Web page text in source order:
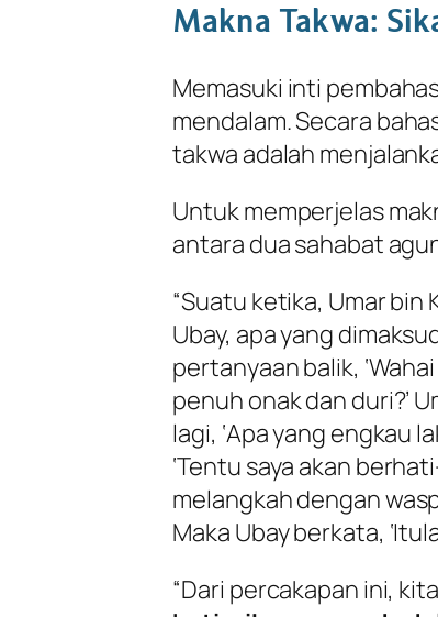
Makna Takwa:
Memasuki inti
mendalam. Secara
takwa adalah
Untuk memperjelas
antara dua sahabat
“Suatu ketika, Umar bin
Ubay, apa yang
pertanyaan balik,
penuh onak dan duri?’
lagi, ‘Apa yang engkau
‘Tentu saya akan
melangkah dengan
Maka Ubay berkata,
“Dari percakapan ini,